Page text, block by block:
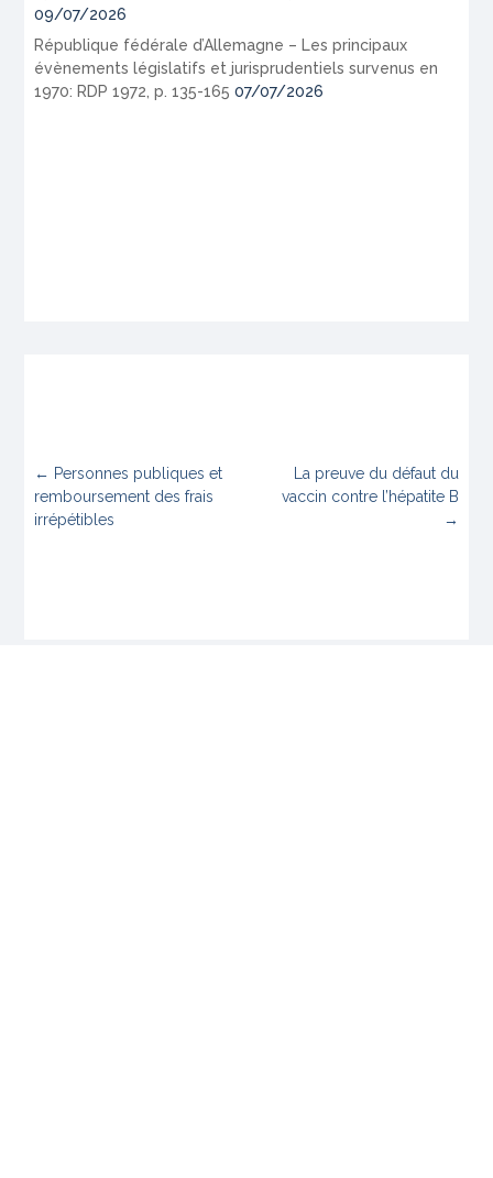
09/07/2026
République fédérale d’Allemagne – Les principaux
évènements législatifs et jurisprudentiels survenus en
1970: RDP 1972, p. 135-165 07/07/2026
← Personnes publiques et
remboursement des frais
irrépétibles
La preuve du défaut du
vaccin contre l’hépatite B
→